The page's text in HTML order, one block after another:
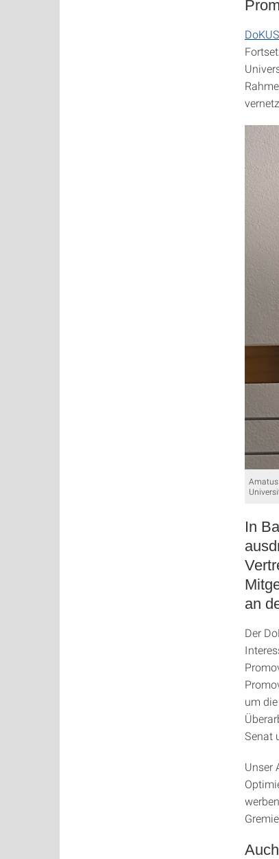
DoKUS
In
an
Der
um
Senat
Unser